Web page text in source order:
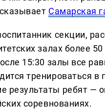
Самарская
секции,
залах более
15:30 залы все
тренироваться в
ребят —
соревнованиях.